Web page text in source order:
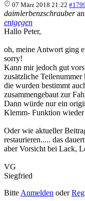
07 März 2018 21:22
daimlerbenzschrauber
entgegen
Hallo Peter,
oh, meine Antwort ging
sorry!
Kann mir jedoch gut
zusätzliche Teilenummer
die wurden bestimmt
zusammengebaut zur
Dann würde nur ein
Klemm- Funktion
Oder wie aktueller
restaurieren..... das
aber Vorsicht bei Lack,
VG
Siegfried
Bitte Anmelden oder